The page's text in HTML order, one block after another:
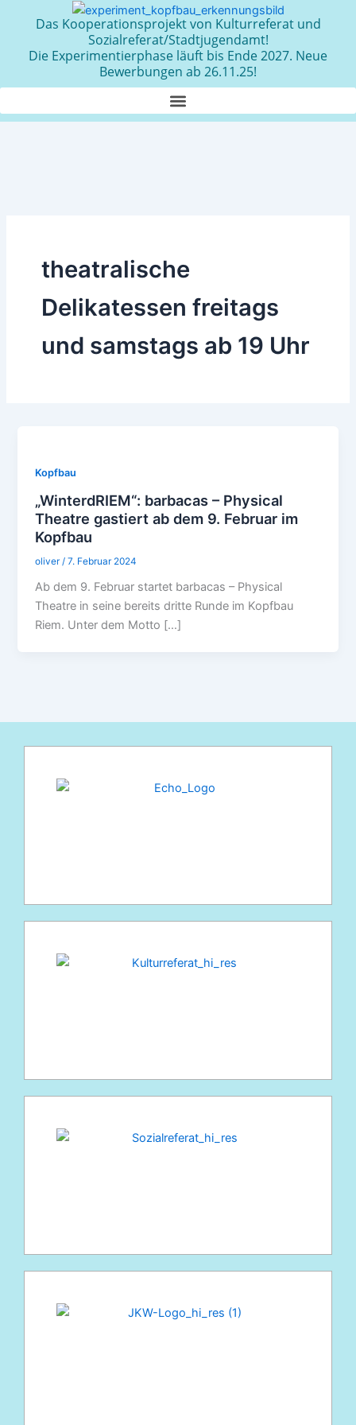
Das Kooperationsprojekt von Kulturreferat und
Sozialreferat/Stadtjugendamt!
Die Experimentierphase läuft bis Ende 2027. Neue
Bewerbungen ab 26.11.25!
theatralische
Delikatessen freitags
und samstags ab 19 Uhr
Kopfbau
„WinterdRIEM“: barbacas – Physical
Theatre gastiert ab dem 9. Februar im
Kopfbau
oliver /7. Februar 2024
Ab dem 9. Februar startet barbacas – Physical
Theatre in seine bereits dritte Runde im Kopfbau
Riem. Unter dem Motto […]